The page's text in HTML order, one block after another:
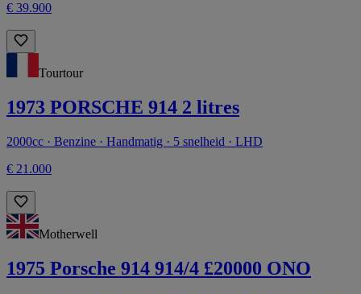
€ 39.900
Tourtour
1973 PORSCHE 914 2 litres
2000cc · Benzine · Handmatig · 5 snelheid · LHD
€ 21.000
Motherwell
1975 Porsche 914 914/4 £20000 ONO